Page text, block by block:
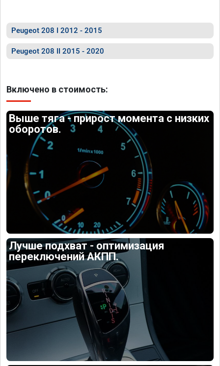
Peugeot 208 I 2012 - 2015
Peugeot 208 II 2015 - 2020
Включено в стоимость:
Выше тяга - прирост момента с низких
оборотов.
Лучше подхват - оптимизация
переключений АКПП.